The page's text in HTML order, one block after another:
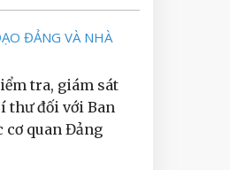
ĐẢNG VÀ NHÀ
tra, giám sát
thư đối với Ban
cơ quan Đảng